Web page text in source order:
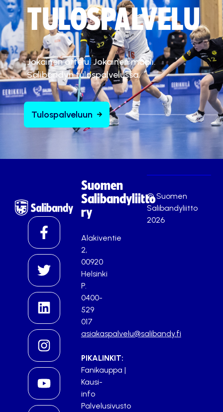
TULOSPALVELU
Jokainen ottelu. Jokainen maali.
Salibandyn tulospalvelussa.
Tulospalveluun
Suomen
Salibandyliitto
ry
Alakiventie
2,
00920
Helsinki
P.
0400-
529
017
asiakaspalvelu@salibandy.fi
PIKALINKIT:
Fanikauppa |
Kausi-
info
Palvelusivusto
© Suomen
Salibandyliitto
2026